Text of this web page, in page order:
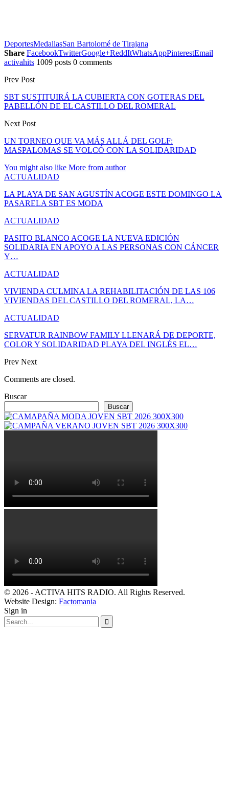
DeportesMedallasSan Bartolomé de Tirajana
Share FacebookTwitterGoogle+ReddItWhatsAppPinterestEmail
activahits 1009 posts 0 comments
Prev Post
SBT SUSTITUIRÁ LA CUBIERTA CON GOTERAS DEL
PABELLÓN DE EL CASTILLO DEL ROMERAL
Next Post
UN TORNEO QUE VA MÁS ALLÁ DEL GOLF:
MASPALOMAS SE VOLCÓ CON LA SOLIDARIDAD
You might also like More from author
ACTUALIDAD
LA PLAYA DE SAN AGUSTÍN ACOGE ESTE DOMINGO LA
PASARELA SBT ES MODA
ACTUALIDAD
PASITO BLANCO ACOGE LA NUEVA EDICIÓN
SOLIDARIA EN APOYO A LAS PERSONAS CON CÁNCER
Y…
ACTUALIDAD
VIVIENDA CULMINA LA REHABILITACIÓN DE LAS 106
VIVIENDAS DEL CASTILLO DEL ROMERAL, LA…
ACTUALIDAD
SERVATUR RAINBOW FAMILY LLENARÁ DE DEPORTE,
COLOR Y SOLIDARIDAD PLAYA DEL INGLÉS EL…
Prev Next
Comments are closed.
Buscar
Buscar
© 2026 - ACTIVA HITS RADIO. All Rights Reserved.
Website Design: Factomania
Sign in